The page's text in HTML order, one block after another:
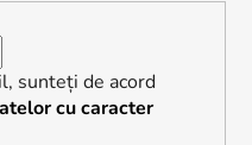
sunteți de acord
cu caracter